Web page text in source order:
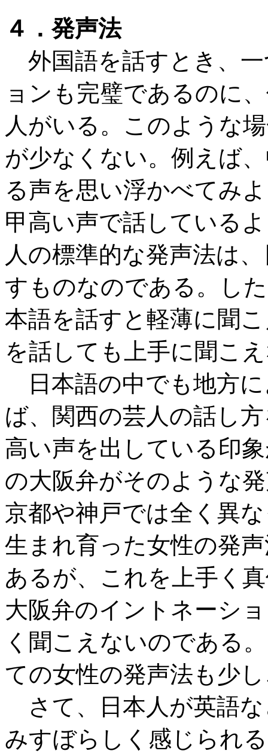
４．発声法
外国語を話すとき、
ョンも完璧であるのに
人がいる。このような
が少なくない。例えば
る声を思い浮かべてみ
甲高い声で話している
人の標準的な発声法は
すものなのである。し
本語を話すと軽薄に聞
を話しても上手に聞こ
日本語の中でも地方
ば、関西の芸人の話し
高い声を出している印
の大阪弁がそのような
京都や神戸では全く異
生まれ育った女性の発
あるが、これを上手く
大阪弁のイントネーシ
く聞こえないのである
ての女性の発声法も少
さて、日本人が英語
みすぼらしく感じられ